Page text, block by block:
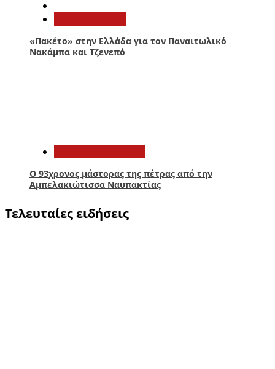
«Πακέτο» στην Ελλάδα για τον Παναιτωλικό
Νακάμπα και Τζενεπό
Ο 93χρονος μάστορας της πέτρας από την
Αμπελακιώτισσα Ναυπακτίας
Τελευταίες ειδήσεις